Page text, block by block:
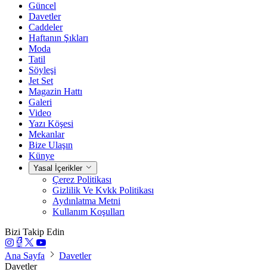
Güncel
Davetler
Caddeler
Haftanın Şıkları
Moda
Tatil
Söyleşi
Jet Set
Magazin Hattı
Galeri
Video
Yazı Köşesi
Mekanlar
Bize Ulaşın
Künye
Yasal İçerikler
Çerez Politikası
Gizlilik Ve Kvkk Politikası
Aydınlatma Metni
Kullanım Koşulları
Bizi Takip Edin
Ana Sayfa
Davetler
Davetler